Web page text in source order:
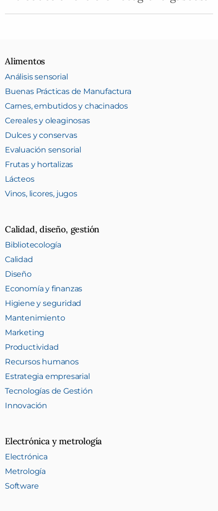
Alimentos
Análisis sensorial
Buenas Prácticas de Manufactura
Carnes, embutidos y chacinados
Cereales y oleaginosas
Dulces y conservas
Evaluación sensorial
Frutas y hortalizas
Lácteos
Vinos, licores, jugos
Calidad, diseño, gestión
Bibliotecología
Calidad
Diseño
Economía y finanzas
Higiene y seguridad
Mantenimiento
Marketing
Productividad
Recursos humanos
Estrategia empresarial
Tecnologías de Gestión
Innovación
Electrónica y metrología
Electrónica
Metrología
Software